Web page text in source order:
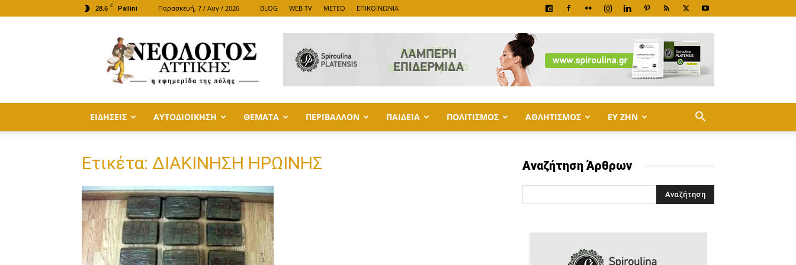
28.6 C Pallini Παρασκευή, 7 / Αυγ / 2026 BLOG WEB TV METEO ΕΠΙΚΟΙΝΩΝΙΑ
ΑΤΤΙΚΗΣ
ΕΙΔΗΣΕΙΣ ΑΥΤΟΔΙΟΙΚΗΣΗ ΘΕΜΑΤΑ ΠΕΡΙΒΑΛΛΟΝ ΠΑΙΔΕΙΑ ΠΟΛΙΤΙΣΜΟΣ ΑΘΛΗΤΙΣΜΟΣ ΕΥ ΖΗΝ
Ετικέτα: ΔΙΑΚΙΝΗΣΗ ΗΡΩΙΝΗΣ Αναζήτηση Άρθρων